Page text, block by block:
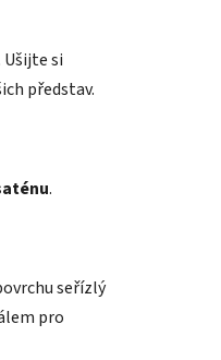
Ušijte si
představ.
.
seřízlý
pro